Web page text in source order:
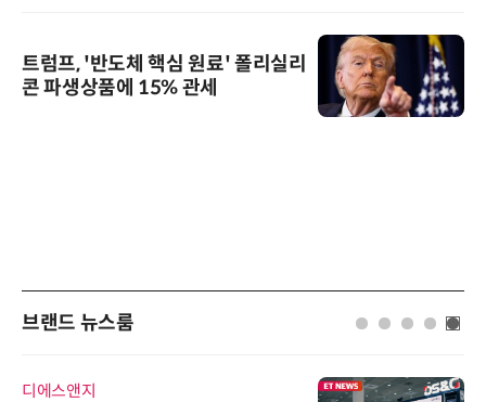
트럼프, '반도체 핵심 원료' 폴리실리
콘 파생상품에 15% 관세
브랜드 뉴스룸
디에스앤지